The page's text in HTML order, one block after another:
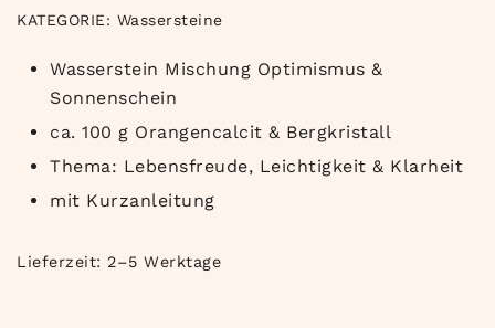
KATEGORIE: Wassersteine
Wasserstein Mischung Optimismus &
Sonnenschein
ca. 100 g Orangencalcit & Bergkristall
Thema: Lebensfreude, Leichtigkeit & Klarheit
mit Kurzanleitung
Lieferzeit: 2–5 Werktage